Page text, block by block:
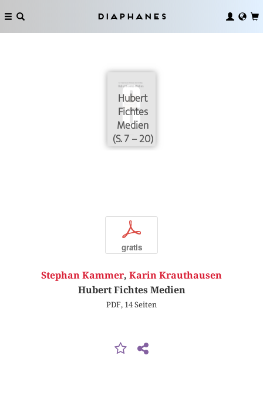
Diaphanes
Hubert
Fichtes
Medien
(S. 7 – 20)
p
gratis
Stephan Kammer, Karin Krauthausen
Hubert Fichtes Medien
PDF, 14 Seiten